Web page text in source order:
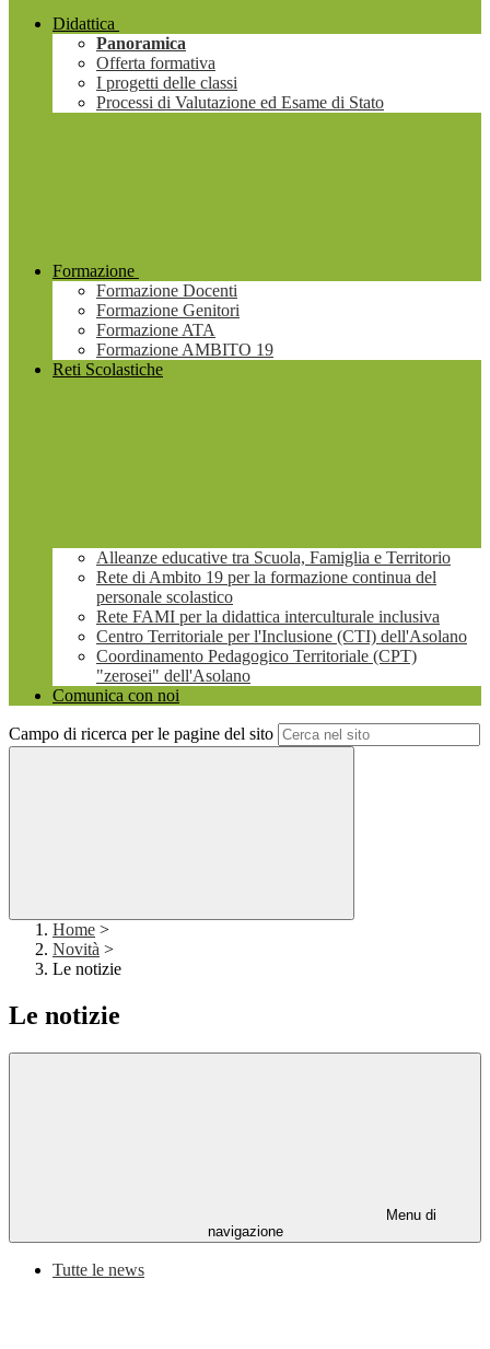
Didattica
Panoramica
Offerta formativa
I progetti delle classi
Processi di Valutazione ed Esame di Stato
Formazione
Formazione Docenti
Formazione Genitori
Formazione ATA
Formazione AMBITO 19
Reti Scolastiche
Alleanze educative tra Scuola, Famiglia e Territorio
Rete di Ambito 19 per la formazione continua del
personale scolastico
Rete FAMI per la didattica interculturale inclusiva
Centro Territoriale per l'Inclusione (CTI) dell'Asolano
Coordinamento Pedagogico Territoriale (CPT)
"zerosei" dell'Asolano
Comunica con noi
Campo di ricerca per le pagine del sito
Home >
Novità >
Le notizie
Le notizie
Menu di
navigazione
Tutte le news